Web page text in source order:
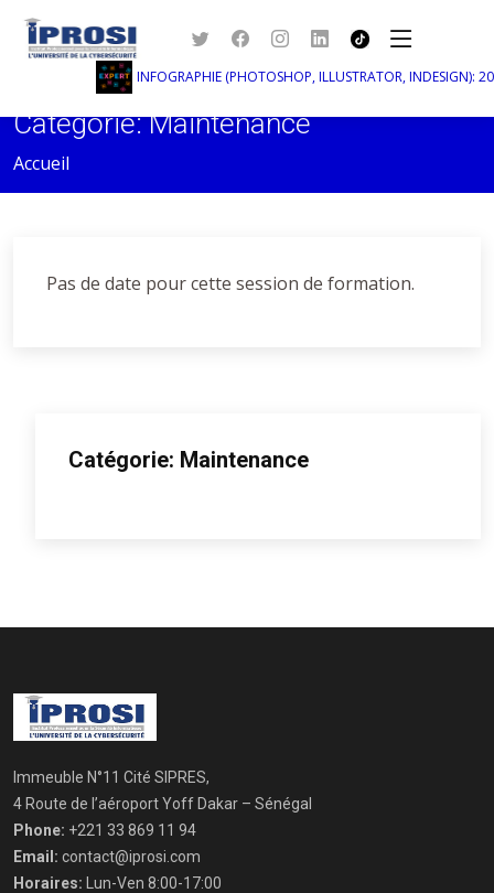
INFOGRAPHIE (PHOTOSHOP, ILLUSTRATOR, INDESIGN):
Catégorie: Maintenance
Accueil
Pas de date pour cette session de formation.
Catégorie: Maintenance
Immeuble N°11 Cité SIPRES,
4 Route de l’aéroport Yoff Dakar – Sénégal
Phone: +221 33 869 11 94
Email: contact@iprosi.com
Horaires: Lun-Ven 8:00-17:00